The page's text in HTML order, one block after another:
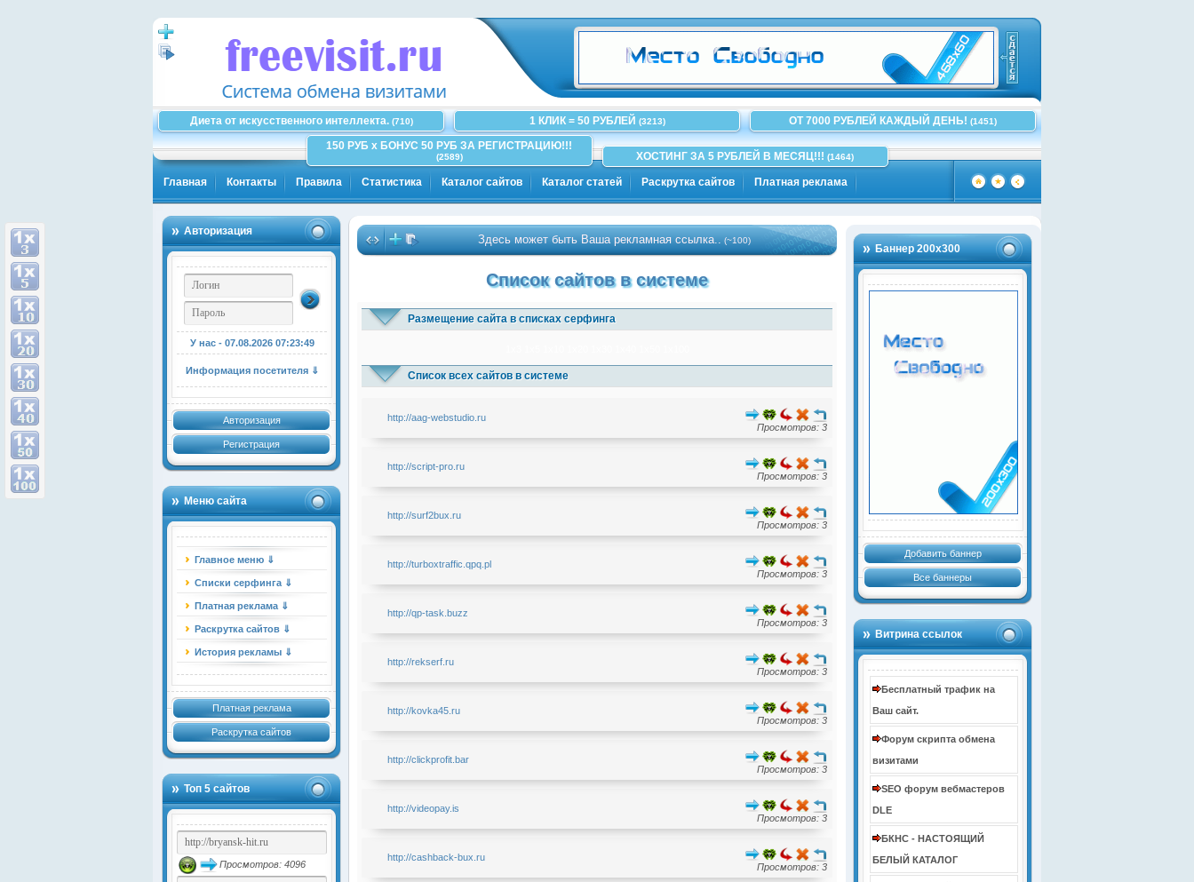
Диета от искусственного интеллекта.(710) 1 КЛИК = 50 РУБЛЕЙ (3213) ОТ 7000 РУБЛЕЙ КАЖДЫЙ ДЕНЬ! (1451)
150 РУБ x БОНУС 50 РУБ ЗА РЕГИСТРАЦИЮ!!!
(2589) ХОСТИНГ ЗА 5 РУБЛЕЙ В МЕСЯЦ!!! (1464)
Главная Контакты Правила Статистика Каталог сайтов Каталог статей Раскрутка сайтов Платная реклама
Авторизация
У нас - 07.08.2026 07:23:50
Информация посетителя ⇓
Авторизация
Регистрация
Меню сайта
Главное меню ⇓
Списки серфинга ⇓
Платная реклама ⇓
Раскрутка сайтов ⇓
История рекламы ⇓
Платная реклама
Раскрутка сайтов
Топ 5 сайтов
Просмотров: 4096
Баннер 200х300
Добавить баннер
Все баннеры
Витрина ссылок
Бесплатный трафик на
Ваш сайт.
Форум скрипта обмена
визитами
SEO форум вебмастеров
DLE
БКНС - НАСТОЯЩИЙ
БЕЛЫЙ КАТАЛОГ
Здесь может быть Ваша рекламная ссылка..(~100)
Список сайтов в системе
Размещение сайта в списках серфинга
Список всех сайтов в системе
http://aag-webstudio.ru
Просмотров: 3
http://script-pro.ru
Просмотров: 3
http://surf2bux.ru
Просмотров: 3
http://turboxtraffic.qpq.pl
Просмотров: 3
http://qp-task.buzz
Просмотров: 3
http://rekserf.ru
Просмотров: 3
http://kovka45.ru
Просмотров: 3
http://clickprofit.bar
Просмотров: 3
http://videopay.is
Просмотров: 3
http://cashback-bux.ru
Просмотров: 3